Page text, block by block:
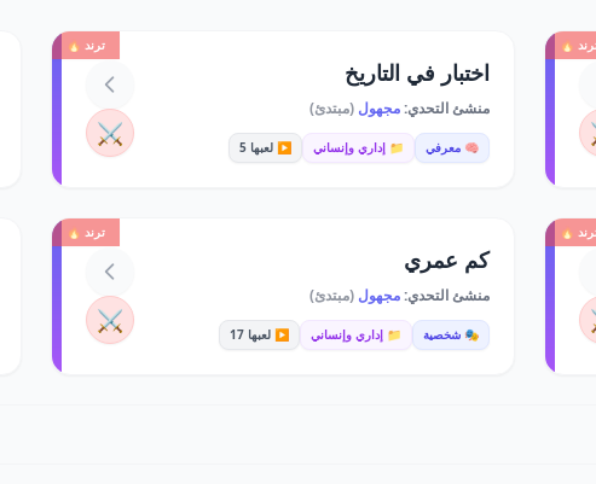
🔥 ترند 🔥
اختبار في التاريخ
منشئ التحدي:مجهول(مبتدئ)
🧠 معرفي 📁 إداري وإنساني ▶️ لعبها 5 ⚔️
🔥 ترند 🔥
كم عمري
منشئ التحدي:مجهول(مبتدئ)
🎭 شخصية 📁 إداري وإنساني ▶️ لعبها 17 ⚔️